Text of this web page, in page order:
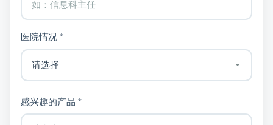
医院情况 *
感兴趣的产品 *